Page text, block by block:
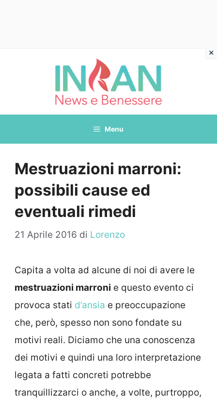
Menu
Mestruazioni marroni:
possibili cause ed
eventuali rimedi
21 Aprile 2016 di Lorenzo
Capita a volta ad alcune di noi di avere le
mestruazioni marroni e questo evento ci
provoca stati d’ansia e preoccupazione
che, però, spesso non sono fondate su
motivi reali. Diciamo che una conoscenza
dei motivi e quindi una loro interpretazione
legata a fatti concreti potrebbe
tranquillizzarci o anche, a volte, purtroppo,